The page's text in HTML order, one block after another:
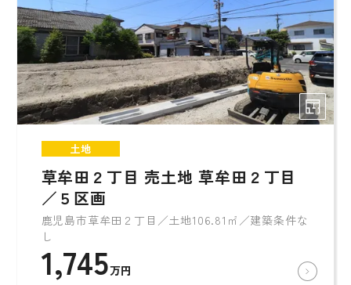
土地
草牟田２丁目 売土地 草牟田２丁目
／５区画
鹿児島市草牟田２丁目／土地106.81㎡／建築条件な
し
1,745万円